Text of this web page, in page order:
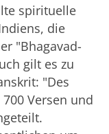
spirituelle
die
"Bhagavad-
gilt es zu
"Des
Versen und